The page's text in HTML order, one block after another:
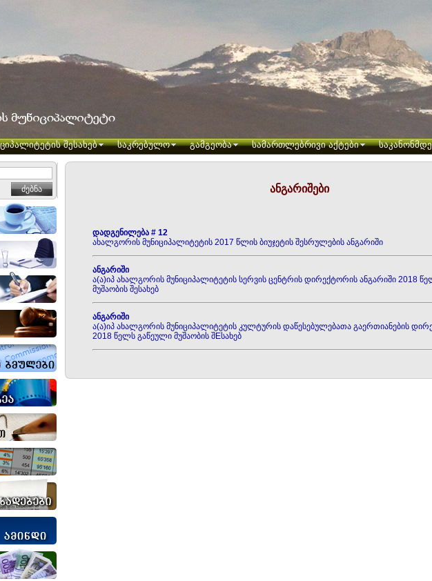
შესახებ საკრებულო გამგეობა სამართლებრივი აქტები
ანგარიშები
დადგენილება # 12
ახალგორის მუნიციპალიტეტის 2017 წლის ბიუჯეტის შესრულების ანგარიში
ანგარიში
ა(ა)იპ ახალგორის მუნიციპალიტეტის სერვის ცენტრის დირექტორის ანგარიში 2018
მუშაობის შესახებ
ანგარიში
ა(ა)იპ ახალგორის მუნიციპალიტეტის კულტურის დაწესებულებათა გაერთიანების
2018 წელს გაწეული მუშაობის შEსახებ